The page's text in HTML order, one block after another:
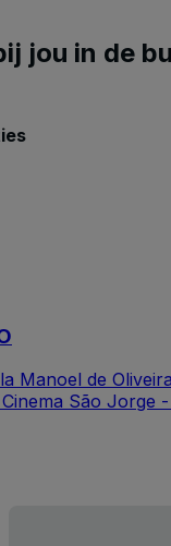
jou in de
Manoel de
São Jorge